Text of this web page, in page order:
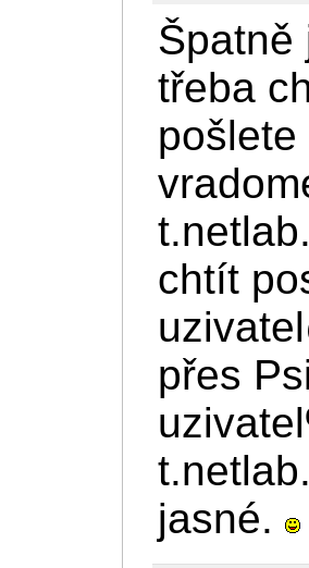
Špatně
třeba
chtít
přes
jasné.